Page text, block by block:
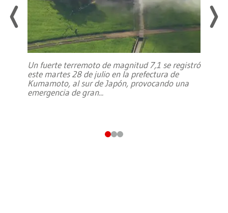
Un fuerte terremoto de magnitud 7,1 se registró
este martes 28 de julio en la prefectura de
Kumamoto, al sur de Japón, provocando una
emergencia de gran...